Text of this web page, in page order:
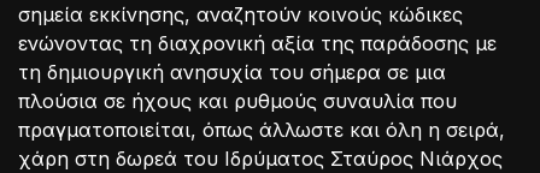
σημεία εκκίνησης, αναζητούν κοινούς κώδικες
ενώνοντας τη διαχρονική αξία της παράδοσης με
τη δημιουργική ανησυχία του σήμερα σε μια
πλούσια σε ήχους και ρυθμούς συναυλία που
πραγματοποιείται, όπως άλλωστε και όλη η σειρά,
χάρη στη δωρεά του Ιδρύματος Σταύρος Νιάρχος